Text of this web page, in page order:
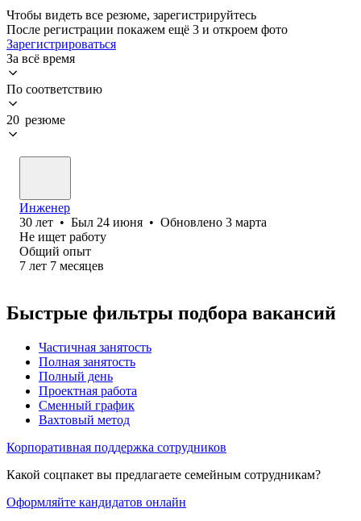
Чтобы видеть все резюме, зарегистрируйтесь
После регистрации покажем ещё 3 и откроем фото
Зарегистрироваться
За всё время
По соответствию
20 резюме
Инженер
30 лет • Был 24 июня • Обновлено 3 марта
Не ищет работу
Общий опыт
7 лет 7 месяцев
Быстрые фильтры подбора вакансий
Частичная занятость
Полная занятость
Полный день
Проектная работа
Сменный график
Вахтовый метод
Корпоративная поддержка сотрудников
Какой соцпакет вы предлагаете семейным сотрудникам?
Оформляйте кандидатов онлайн